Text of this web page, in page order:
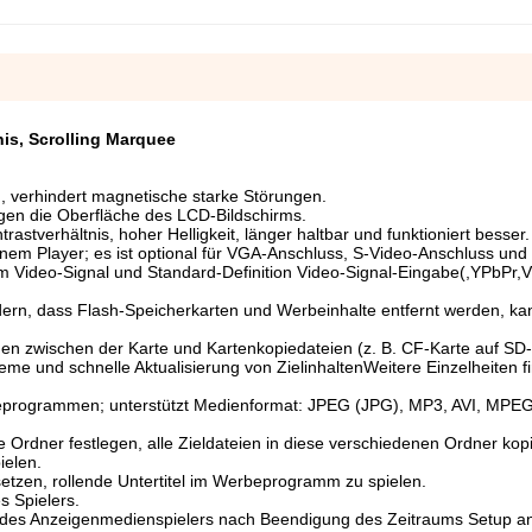
Scrolling Marquee
magnetische starke Störungen.
die Oberfläche des LCD-Bildschirms.
hoher Helligkeit, länger haltbar und funktioniert besser.
Player; es ist optional für VGA-Anschluss, S-Video-Anschluss und
Signal und Standard-Definition Video-Signal-
dass Flash-Speicherkarten und Werbeinhalte entfernt werden,
zwischen der Karte und Kartenkopiedateien (z. B. CF-Karte auf
und schnelle Aktualisierung von ZielinhaltenWeitere Einzelheiten
unterstützt Medienformat: JPEG (JPG), MP3, AVI,
festlegen, alle Zieldateien in diese verschiedenen Ordner
rollende Untertitel im Werbeprogramm zu spielen.
Spielers.
Anzeigenmedienspielers nach Beendigung des Zeitraums Setup